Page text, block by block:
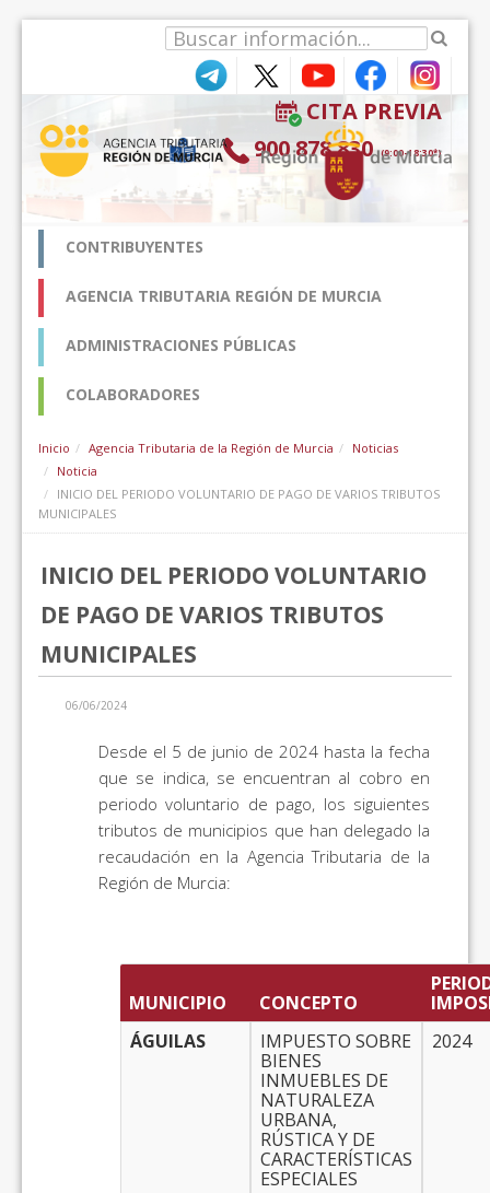
CITA PREVIA
900 878 830 (9:00-18:30*)
CONTRIBUYENTES
AGENCIA TRIBUTARIA REGIÓN DE MURCIA
ADMINISTRACIONES PÚBLICAS
COLABORADORES
Inicio Agencia Tributaria de la Región de Murcia
Noticias
Noticia
INICIO DEL PERIODO VOLUNTARIO DE PAGO DE VARIOS TRIBUTOS
MUNICIPALES
INICIO DEL PERIODO VOLUNTARIO
DE PAGO DE VARIOS TRIBUTOS
MUNICIPALES
06/06/2024
Desde el 5 de junio de 2024 hasta la fecha
que se indica, se encuentran al cobro en
periodo voluntario de pago, los siguientes
tributos de municipios que han delegado la
recaudación en la Agencia Tributaria de la
Región de Murcia:
MUNICIPIO CONCEPTO
ÁGUILAS
IMPUESTO SOBRE
BIENES
INMUEBLES DE
NATURALEZA
URBANA,
RÚSTICA Y DE
CARACTERÍSTICAS
ESPECIALES
2024